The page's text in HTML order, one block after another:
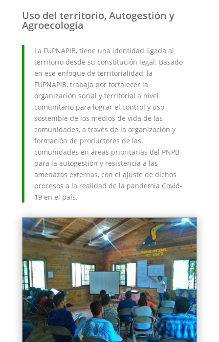
Uso del territorio, Autogestión y
Agroecología
La FUPNAPIB, tiene una identidad ligada al
territorio desde su constitución legal. Basado
en ese enfoque de territorialidad, la
FUPNAPIB, trabaja por fortalecer la
organización social y territorial a nivel
comunitario para lograr el control y uso
sostenible de los medios de vida de las
comunidades, a través de la organización y
formación de productores de las
comunidades en áreas prioritarias del PNPB,
para la autogestión y resistencia a las
amenazas externas, con el ajuste de dichos
procesos a la realidad de la pandemia Covid-
19 en el país.